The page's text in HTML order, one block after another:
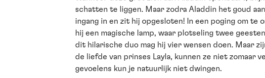
schatten te liggen. Maar zodra Aladdin het goud
ingang in en zit hij opgesloten! In een poging om te
hij een magische lamp, waar plotseling twee
dit hilarische duo mag hij vier wensen doen. Maar
de liefde van prinses Layla, kunnen ze niet zomaar
gevoelens kun je natuurlijk niet dwingen.